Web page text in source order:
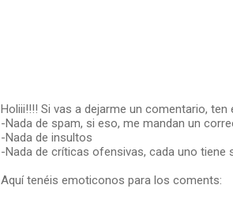
P
u
b
i
Holiii!!!! Si vas a dejarme un comentario,
-Nada de spam, si eso, me mandan un
-Nada de insultos
-Nada de críticas ofensivas, cada uno tiene
Aquí tenéis emoticonos para los coments: